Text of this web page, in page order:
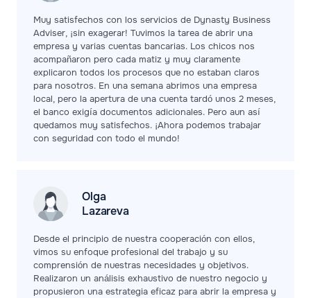
Muy satisfechos con los servicios de Dynasty Business
Adviser, ¡sin exagerar! Tuvimos la tarea de abrir una
empresa y varias cuentas bancarias. Los chicos nos
acompañaron pero cada matiz y muy claramente
explicaron todos los procesos que no estaban claros
para nosotros. En una semana abrimos una empresa
local, pero la apertura de una cuenta tardó unos 2 meses,
el banco exigía documentos adicionales. Pero aun así
quedamos muy satisfechos. ¡Ahora podemos trabajar
con seguridad con todo el mundo!
Olga
Lazareva
Desde el principio de nuestra cooperación con ellos,
vimos su enfoque profesional del trabajo y su
comprensión de nuestras necesidades y objetivos.
Realizaron un análisis exhaustivo de nuestro negocio y
propusieron una estrategia eficaz para abrir la empresa y